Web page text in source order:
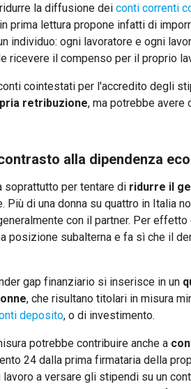
la diffusione dei conti correnti
prima lettura propone infatti di
individuo: ogni lavoratore e ogni
ricevere il compenso per il proprio
cointestati per l'accredito degli
retribuzione, ma potrebbe avere
alla dipendenza
soprattutto per tentare di ridurre il
Più di una donna su quattro in Italia
con il partner. Per
posizione subalterna e fa sì che il
gap finanziario si inserisce in un
, che risultano titolari in misura
deposito, o di investimento.
potrebbe contribuire anche a
24 dalla prima firmataria della
a versare gli stipendi su un